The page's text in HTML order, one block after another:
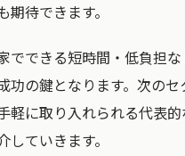
期待できます。
でできる短時間・低負担
功の鍵となります。次のセ
軽に取り入れられる代表
ていきます。